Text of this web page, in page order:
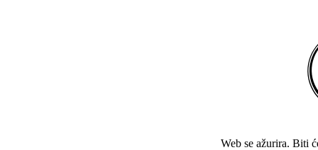
Web se ažurira. Biti